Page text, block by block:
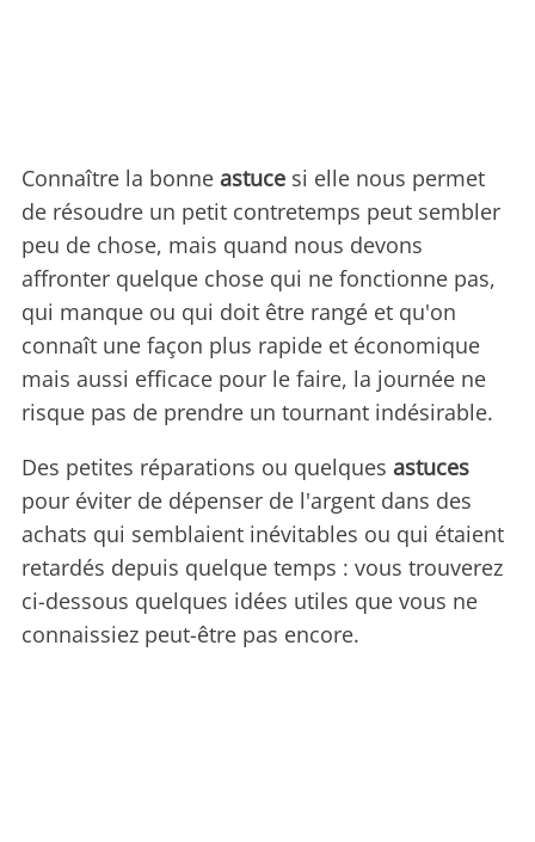
Connaître la bonne astuce si elle nous permet
de résoudre un petit contretemps peut sembler
peu de chose, mais quand nous devons
affronter quelque chose qui ne fonctionne pas,
qui manque ou qui doit être rangé et qu'on
connaît une façon plus rapide et économique
mais aussi efficace pour le faire, la journée ne
risque pas de prendre un tournant indésirable.
Des petites réparations ou quelques astuces
pour éviter de dépenser de l'argent dans des
achats qui semblaient inévitables ou qui étaient
retardés depuis quelque temps : vous trouverez
ci-dessous quelques idées utiles que vous ne
connaissiez peut-être pas encore.